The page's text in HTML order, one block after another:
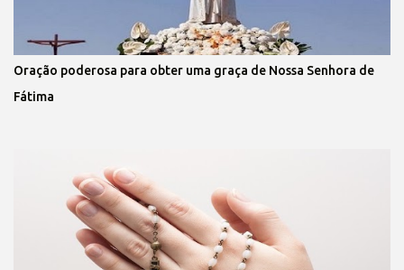
Oração poderosa para obter uma graça de Nossa Senhora de
Fátima